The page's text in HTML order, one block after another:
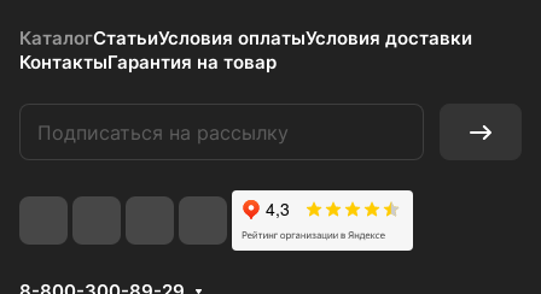
КаталогСтатьиУсловия оплатыУсловия доставки
КонтактыГарантия на товар